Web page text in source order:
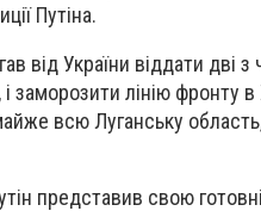
Путіна.
від України віддати дві
заморозити лінію фронту
всю Луганську
представив свою